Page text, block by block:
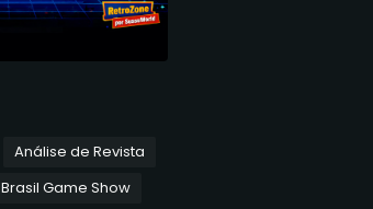
Análise de Revista
Brasil Game Show